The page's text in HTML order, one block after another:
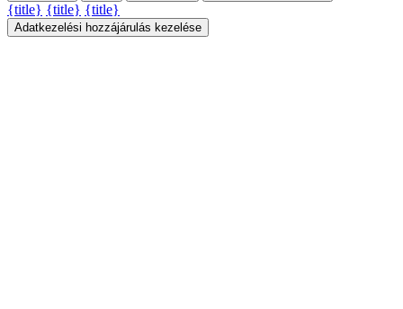
{title} {title} {title}
Adatkezelési hozzájárulás kezelése